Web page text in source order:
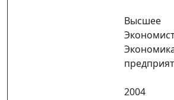
Высшее
2004